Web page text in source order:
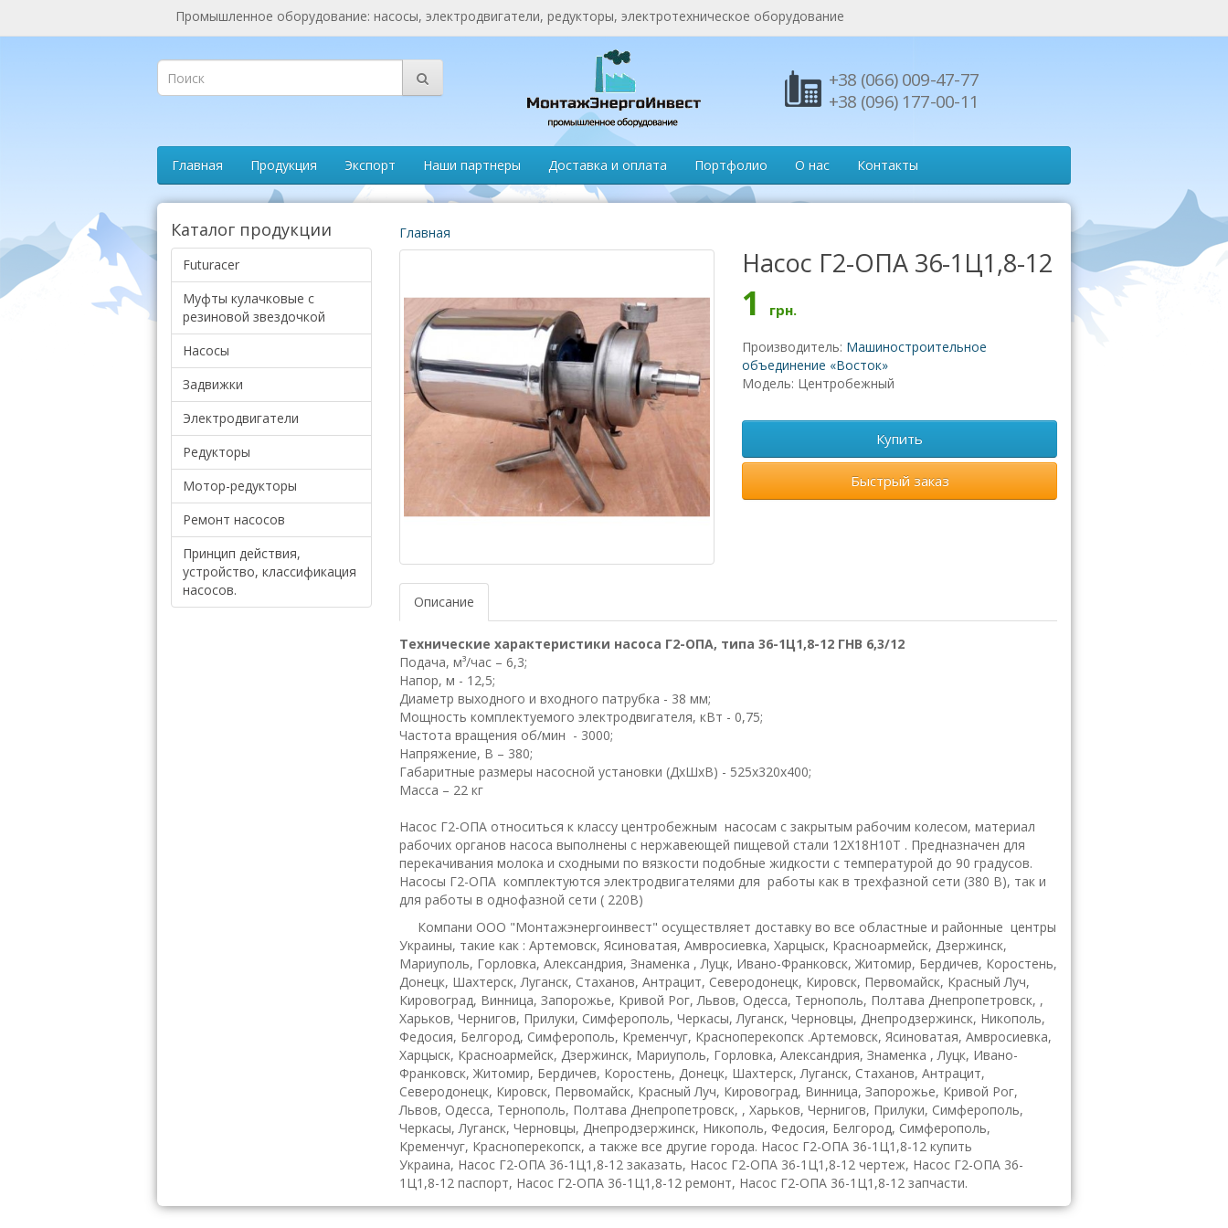
Промышленное оборудование: насосы, электродвигатели, редукторы, электротехническое оборудование
+38 (066) 009-47-77
+38 (096) 177-00-11
Главная Продукция Экспорт Наши партнеры Доставка и оплата Портфолио О нас Контакты
Каталог продукции
Futuracer
Муфты кулачковые с
резиновой звездочкой
Насосы
Задвижки
Электродвигатели
Редукторы
Мотор-редукторы
Ремонт насосов
Принцип действия,
устройство, классификация
насосов.
Главная
Насос Г2-ОПА 36-1Ц1,8-12
1 грн.
Производитель: Машиностроительное
объединение «Восток»
Модель: Центробежный
Купить
Быстрый заказ
Описание
Технические характеристики насоса Г2-ОПА, типа 36-1Ц1,8-12 ГНВ 6,3/12
Подача, м³/час – 6,3;
Напор, м - 12,5;
Диаметр выходного и входного патрубка - 38 мм;
Мощность комплектуемого электродвигателя, кВт - 0,75;
Частота вращения об/мин - 3000;
Напряжение, В – 380;
Габаритные размеры насосной установки (ДхШхВ) - 525х320х400;
Масса – 22 кг
Насос Г2-ОПА относиться к классу центробежным насосам с закрытым рабочим колесом, материал
рабочих органов насоса выполнены с нержавеющей пищевой стали 12Х18Н10Т . Предназначен для
перекачивания молока и сходными по вязкости подобные жидкости с температурой до 90 градусов.
Насосы Г2-ОПА комплектуются электродвигателями для работы как в трехфазной сети (380 В), так и
для работы в однофазной сети ( 220В)
Компани ООО "Монтажэнергоинвест" осуществляет доставку во все областные и районные центры
Украины, такие как : Артемовск, Ясиноватая, Амвросиевка, Харцыск, Красноармейск, Дзержинск,
Мариуполь, Горловка, Александрия, Знаменка , Луцк, Ивано-Франковск, Житомир, Бердичев, Коростень,
Донецк, Шахтерск, Луганск, Стаханов, Антрацит, Северодонецк, Кировск, Первомайск, Красный Луч,
Кировоград, Винница, Запорожье, Кривой Рог, Львов, Одесса, Тернополь, Полтава Днепропетровск, ,
Харьков, Чернигов, Прилуки, Симферополь, Черкасы, Луганск, Черновцы, Днепродзержинск, Никополь,
Федосия, Белгород, Симферополь, Кременчуг, Красноперекопск .Артемовск, Ясиноватая, Амвросиевка,
Харцыск, Красноармейск, Дзержинск, Мариуполь, Горловка, Александрия, Знаменка , Луцк, Ивано-
Франковск, Житомир, Бердичев, Коростень, Донецк, Шахтерск, Луганск, Стаханов, Антрацит,
Северодонецк, Кировск, Первомайск, Красный Луч, Кировоград, Винница, Запорожье, Кривой Рог,
Львов, Одесса, Тернополь, Полтава Днепропетровск, , Харьков, Чернигов, Прилуки, Симферополь,
Черкасы, Луганск, Черновцы, Днепродзержинск, Никополь, Федосия, Белгород, Симферополь,
Кременчуг, Красноперекопск, а также все другие города. Насос Г2-ОПА 36-1Ц1,8-12 купить
Украина, Насос Г2-ОПА 36-1Ц1,8-12 заказать, Насос Г2-ОПА 36-1Ц1,8-12 чертеж, Насос Г2-ОПА 36-
1Ц1,8-12 паспорт, Насос Г2-ОПА 36-1Ц1,8-12 ремонт, Насос Г2-ОПА 36-1Ц1,8-12 запчасти.